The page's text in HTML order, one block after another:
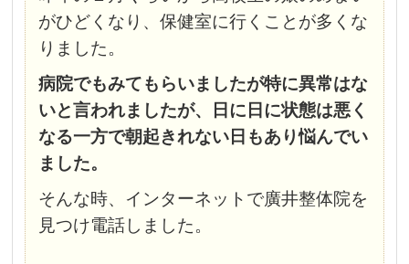
がひどくなり、保健室に行くことが多くな
りました。
病院でもみてもらいましたが特に異常はな
いと言われましたが、日に日に状態は悪く
なる一方で朝起きれない日もあり悩んでい
ました。
そんな時、インターネットで廣井整体院を
見つけ電話しました。